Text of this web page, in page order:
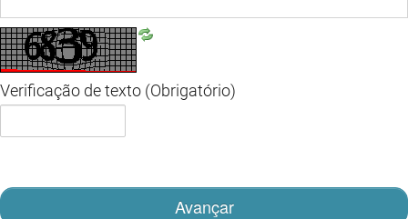
Verificação de texto (Obrigatório)
Avançar